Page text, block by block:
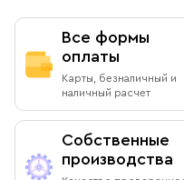
Все формы
оплаты
Карты, безналичный и
наличный расчет
Собственные
производства